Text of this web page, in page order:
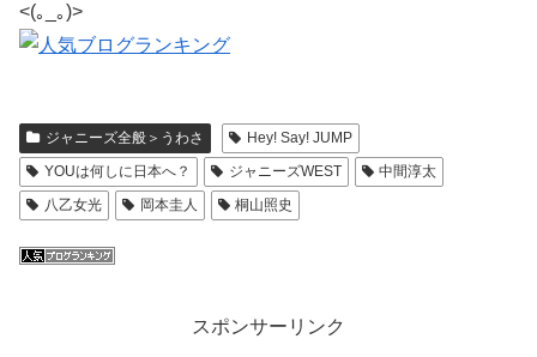
<(｡_｡)>
ジャニーズ全般＞うわさ
Hey! Say! JUMP
YOUは何しに日本へ？
ジャニーズWEST
中間淳太
八乙女光
岡本圭人 桐山照史
スポンサーリンク